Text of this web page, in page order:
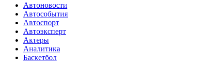
Автоновости
Автособытия
Автоспорт
Автоэксперт
Актеры
Аналитика
Баскетбол